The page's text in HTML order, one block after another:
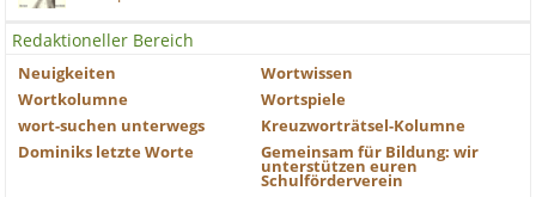
Redaktioneller Bereich
Neuigkeiten
Wortwissen
Wortkolumne
Wortspiele
wort-suchen unterwegs
Kreuzworträtsel-Kolumne
Dominiks letzte Worte
Gemeinsam für Bildung: wir
unterstützen euren
Schulförderverein